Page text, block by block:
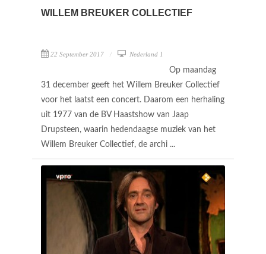
WILLEM BREUKER COLLECTIEF
22 September 2017 Nederland 1
Op maandag
31 december geeft het Willem Breuker Collectief
voor het laatst een concert. Daarom een herhaling
uit 1977 van de BV Haastshow van Jaap
Drupsteen, waarin hedendaagse muziek van het
Willem Breuker Collectief, de archi ...